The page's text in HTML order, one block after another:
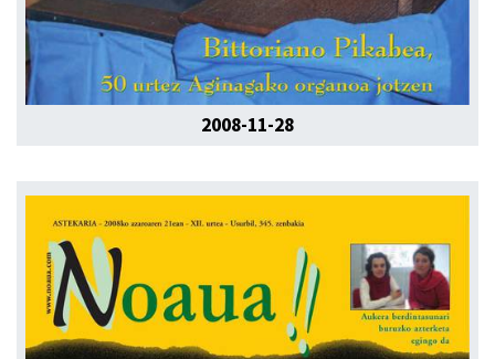
2008-11-28